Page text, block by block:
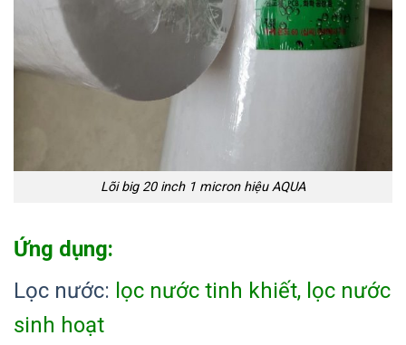
Lõi big 20 inch 1 micron hiệu AQUA
Ứng dụng:
Lọc nước: lọc nước tinh khiết, lọc nước
sinh hoạt